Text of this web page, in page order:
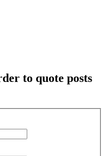
to quote posts